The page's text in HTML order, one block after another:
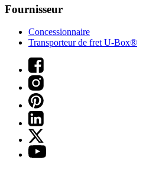
Fournisseur
Concessionnaire
Transporteur de fret U-Box®